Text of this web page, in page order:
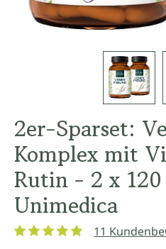
2er-Sparset:
Komplex mit
Rutin - 2 x
Unimedica
11